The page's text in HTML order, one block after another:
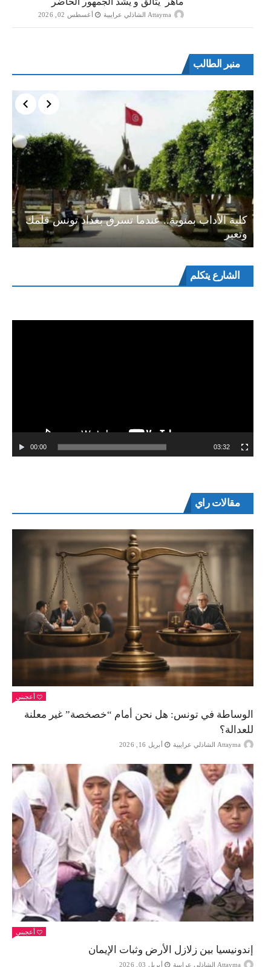
Attayma الشاذلي عرايبية أغسطس 02, 2026
منبر الطالب
كلية الأداب بمنوبة.. عندما تسرق بغداد تونس قلمك
وتعبر
الشارع يتكلممشغل
الفيديو
00:00 03:32
مقالات راي
أعجبني
الوساطة في تونس: هل نحن أمام “خصخصة” غير معلنة
للعدالة؟
Attayma الشاذلي عرايبية أبريل 16, 2026
أعجبني
إندونيسيا بين زلازل الأرض وثبات الإيمان
Attayma الشاذلي عرايبية أبريل 03, 2026